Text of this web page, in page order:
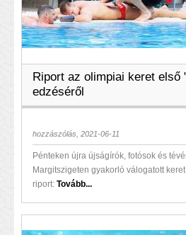
Riport az olimpiai keret első
edzéséről
hozzászólás, 2021-06-11
Pénteken újra újságírók, fotósok és
Margitszigeten gyakorló válogatott
riport: Tovább...